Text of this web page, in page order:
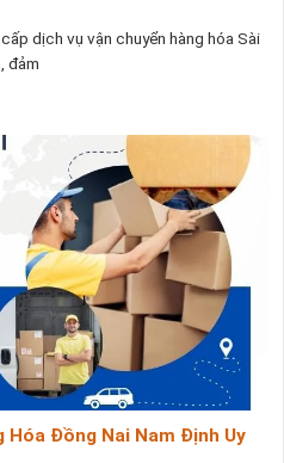
dịch vụ vận chuyển hàng hóa Sài
đảm
Hóa Đồng Nai Nam Định Uy